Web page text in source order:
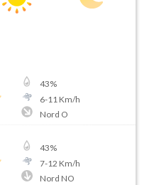
43%
6-11 Km/h
Nord O
43%
7-12 Km/h
Nord NO